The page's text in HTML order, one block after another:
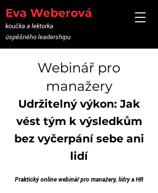
Eva Weberová
koučka a lektorka
úspěšného leadershipu
Webinář pro
manažery
Udržitelný výkon: Jak
vést tým k výsledkům
bez vyčerpání sebe ani
lidí
Praktický online webinář pro manažery, lídry a HR